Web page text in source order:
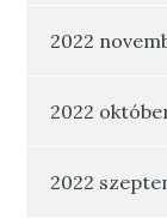
2022
2022
2022